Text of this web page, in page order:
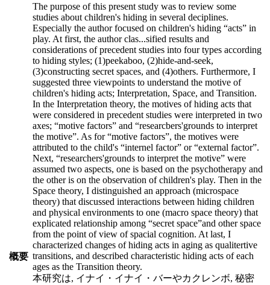
概要
The purpose of this present study was to review some
studies about children's hiding in several deciplines.
Especially the author focused on children's hiding “acts” in
play. At first, the author clas...sified results and
considerations of precedent studies into four types according
to hiding styles; (1)peekaboo, (2)hide-and-seek,
(3)constructing secret spaces, and (4)others. Furthermore, I
suggested three viewpoints to understand the motive of
children's hiding acts; Interpretation, Space, and Transition.
In the Interpretation theory, the motives of hiding acts that
were considered in precedent studies were interpreted in two
axes; “motive factors” and “researcbers'grounds to interpret
the motive”. As for “motive factors”, the motives were
attributed to the child's “internel factor” or “external factor”.
Next, “researchers'grounds to interpret the motive” were
assumed two aspects, one is based on the psychotherapy and
the other is on the observation of children's play. Then in the
Space theory, I distinguished an approach (microspace
theory) that discussed interactions between hiding children
and physical environments to one (macro space theory) that
explicated relationship among “secret space”and other space
from the point of view of spacial cognition. At last, I
characterized changes of hiding acts in aging as qualitertive
transitions, and described characteristic hiding acts of each
ages as the Transition theory.
本研究は, イナイ・イナイ・バーやカクレンボ, 秘密